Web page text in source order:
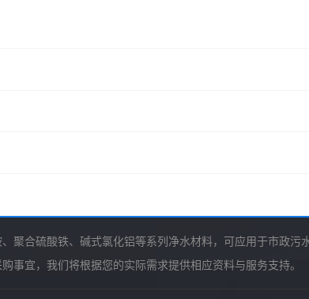
合硫酸铁、碱式氯化铝等系列净水材料，可应用于市政污
事宜，我们将根据您的实际需求提供相应资料与服务支持。